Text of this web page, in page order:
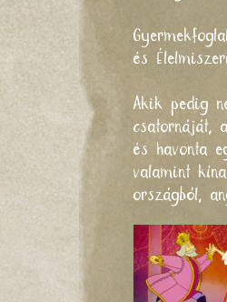
és
Akik pedig
csatornáját,
és havonta
valamint
országból,